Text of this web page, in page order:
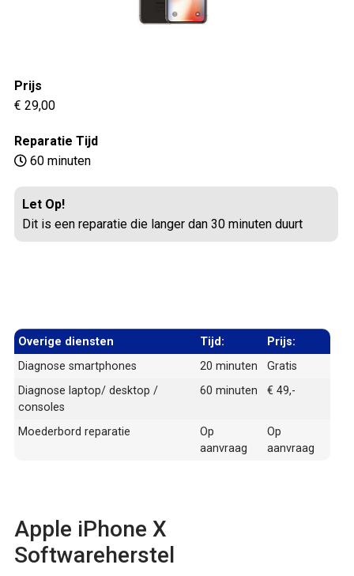
Prijs
€ 29,00
Reparatie Tijd
60 minuten
Let Op!
Dit is een reparatie die langer dan 30 minuten duurt
Overige diensten Tijd:
Prijs:
Diagnose smartphones
20 minuten
Gratis
Diagnose laptop/ desktop /
consoles
60 minuten € 49,-
Moederbord reparatie
Op
aanvraag
Op
aanvraag
Apple iPhone X
Softwareherstel